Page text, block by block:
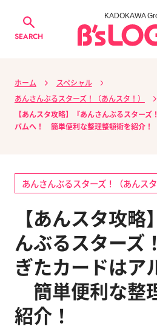
SEARCH
KADOKAWA
ホーム
スペシャル
あんさんぶるスターズ！（あんスタ！）
【あんスタ攻略】『あんさんぶるスター
バムへ！ 簡単便利な整理整頓術を紹介！
あんさんぶるスターズ！（あんスタ
【あんスタ攻
んぶるスターズ
ぎたカードはア
簡単便利な整
紹介！